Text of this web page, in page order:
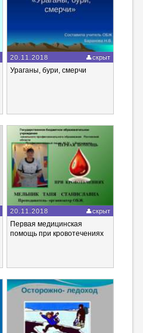
20.11.2018 скрыт
Ураганы, бури, смерчи
20.11.2018 скрыт
Первая медицинская
помощь при кровотечениях